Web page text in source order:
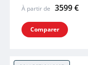
À partir de 3599 €
Comparer